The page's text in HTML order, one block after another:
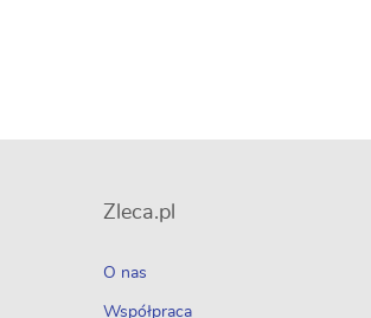
Zleca.pl
O nas
Współpraca